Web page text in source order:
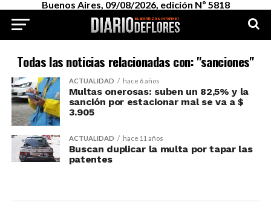
Buenos Aires, 09/08/2026, edición Nº 5818
Todas las noticias relacionadas con: "sanciones"
ACTUALIDAD hace 6 años
Multas onerosas: suben un 82,5% y la
sanción por estacionar mal se va a $
3.905
ACTUALIDAD hace 11 años
Buscan duplicar la multa por tapar las
patentes